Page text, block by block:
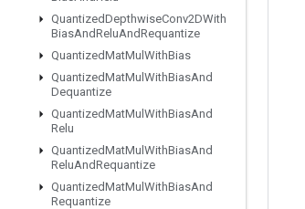
QuantizedDepthwiseConv2DWith
BiasAndReluAndRequantize
QuantizedMatMul WithBias
QuantizedMatMul WithBiasAnd
Dequantize
QuantizedMatMul WithBiasAnd
Relu
QuantizedMatMul WithBiasAnd
ReluAndRequantize
QuantizedMatMul WithBiasAnd
Requantize